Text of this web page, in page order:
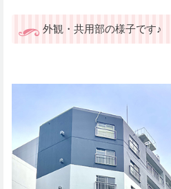
外観・共用部の様子です♪